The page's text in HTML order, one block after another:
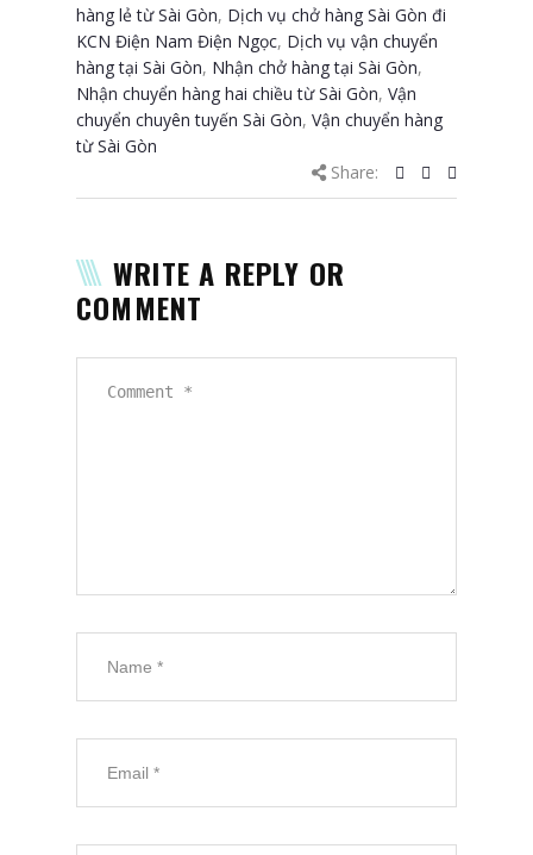
hàng lẻ từ Sài Gòn, Dịch vụ chở hàng Sài Gòn đi
KCN Điện Nam Điện Ngọc, Dịch vụ vận chuyển
hàng tại Sài Gòn, Nhận chở hàng tại Sài Gòn,
Nhận chuyển hàng hai chiều từ Sài Gòn, Vận
chuyển chuyên tuyến Sài Gòn, Vận chuyển hàng
từ Sài Gòn
Share:
WRITE A REPLY OR
COMMENT